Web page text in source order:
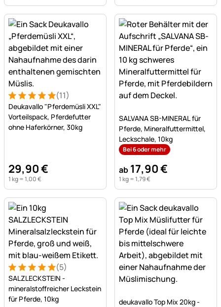
Bewertung: 5 von 5 (11 Bewertungen)
11 Bewertungen
(11)
Deukavallo "Pferdemüsli XXL"
Vorteilspack, Pferdefutter
ohne Haferkörner, 30kg
29,90€
1 kg =1,00€
SALVANA SB-MINERAL für
Pferde, Mineralfuttermittel,
Leckschale, 10kg
Bei 6 oder mehr
ab 17,90€
1 kg =1,79€
Bewertung: 5 von 5 (5 Bewertungen)
5 Bewertungen
(5)
SALZLECKSTEIN -
mineralstoffreicher Leckstein
für Pferde, 10kg
deukavallo Top Mix 20kg -